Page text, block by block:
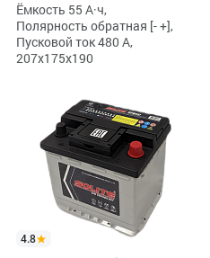
Ёмкость 55 А·ч,
Полярность обратная [- +],
Пусковой ток 480 А,
207x175x190
4.8